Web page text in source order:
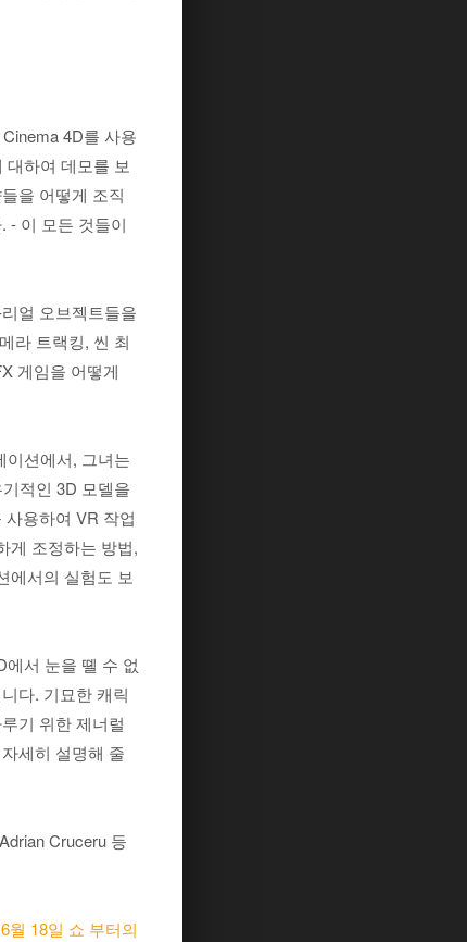
4D를 사용
대하여 데모를 보
을 어떻게 조직
- 이 모든 것들이
얼 오브젝트들을
라 트랙킹, 씬 최
게임을 어떻게
이션에서, 그녀는
적인 3D 모델을
용하여 VR 작업
게 조정하는 방법,
에서의 실험도 보
에서 눈을 뗼 수 없
다. 기묘한 캐릭
기 위한 제너럴
세히 설명해 줄
Cruceru 등
6월 18일 쇼 부터의